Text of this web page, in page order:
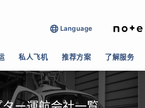
Language
私人飞机 推荐方案 了解服务